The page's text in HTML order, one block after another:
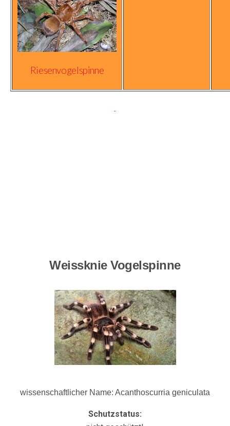
Riesenvogelspinne
Weissknie Vogelspinne
wissenschaftlicher Name: Acanthoscurria geniculata
Schutzstatus: